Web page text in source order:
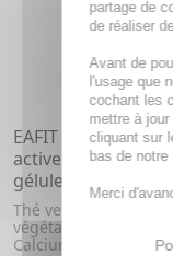
EAFIT Bellyslim
active ciblée pot de
gélules
Thé vert, Caféine,
végétal, Lactase, Café
Calcium
partage de
de réaliser
Avant de
l'usage que
cochant les
mettre à
cliquant sur
bas de notre
Merci